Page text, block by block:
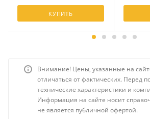
КУПИТЬ
Внимание! Цены, указанные на
отличаться от фактических. Перед
технические характеристики и
Информация на сайте носит
не является публичной офертой.